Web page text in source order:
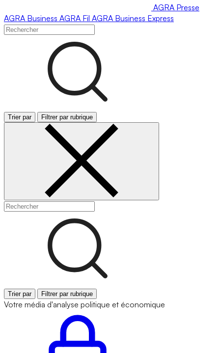
AGRA Presse
AGRA Business AGRA Fil AGRA Business Express
Trier par Filtrer par rubrique
Trier par Filtrer par rubrique
Votre média d'analyse politique et économique